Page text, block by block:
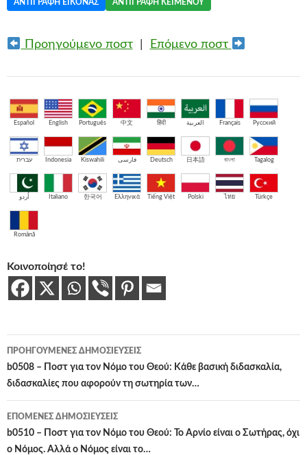
ΑΝΤΙΓΡΑΦΉ ΕΙΚΌΝΑΣ ΑΝΤΙΓΡΑΦΉ ΚΕΙΜΈΝΟΥ
Προηγούμενο ποστ| Επόμενο ποστ
Español English Português 中文 हिंदी العربية Français Русский
עברית Indonesia Kiswahili فارسی Deutsch 日本語 বাংলা Tagalog
اُردو Italiano 한국어 Ελληνικά Tiếng Việt Polski ไทย Türkçe
Română
Κοινοποίησέ το!
Πλοήγηση
άρθρων
ΠΡΟΗΓΟΎΜΕΝΕΣ ΔΗΜΟΣΙΕΎΣΕΙΣ
b0508 – Ποστ για τον Νόμο του Θεού: Κάθε βασική διδασκαλία,
διδασκαλίες που αφορούν τη σωτηρία των…
ΕΠΌΜΕΝΕΣ ΔΗΜΟΣΙΕΎΣΕΙΣ
b0510 – Ποστ για τον Νόμο του Θεού: Το Αρνίο είναι ο Σωτήρας, όχι
ο Νόμος. Αλλά ο Νόμος είναι το…